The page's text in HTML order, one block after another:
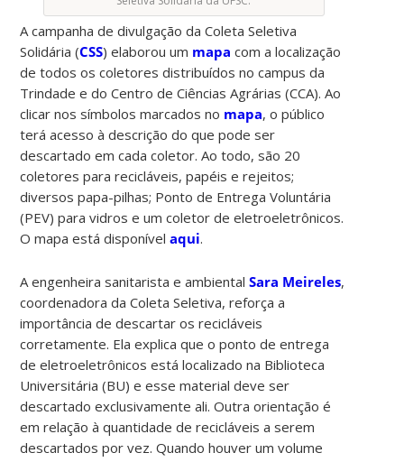
A campanha de divulgação da Coleta Seletiva
Solidária (CSS) elaborou um mapa com a localização
de todos os coletores distribuídos no campus da
Trindade e do Centro de Ciências Agrárias (CCA). Ao
clicar nos símbolos marcados no mapa, o público
terá acesso à descrição do que pode ser
descartado em cada coletor. Ao todo, são 20
coletores para recicláveis, papéis e rejeitos;
diversos papa-pilhas; Ponto de Entrega Voluntária
(PEV) para vidros e um coletor de eletroeletrônicos.
O mapa está disponívelaqui.
A engenheira sanitarista e ambientalSara Meireles,
coordenadora da Coleta Seletiva, reforça a
importância de descartar os recicláveis
corretamente. Ela explica que o ponto de entrega
de eletroeletrônicos está localizado na Biblioteca
Universitária (BU) e esse material deve ser
descartado exclusivamente ali. Outra orientação é
em relação à quantidade de recicláveis a serem
descartados por vez. Quando houver um volume